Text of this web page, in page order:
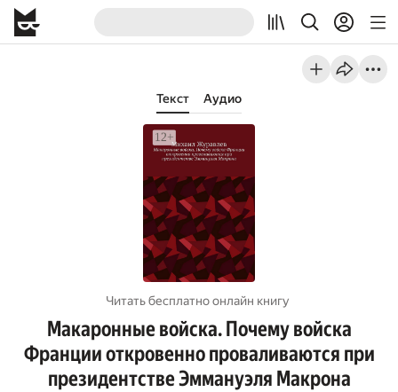
Текст Аудио
Читать бесплатно онлайн книгу
Макаронные войска. Почему войска
Франции откровенно проваливаются при
президентстве Эммануэля Макрона